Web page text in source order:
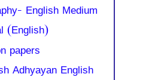
English Medium
(English)
papers
Adhyayan English